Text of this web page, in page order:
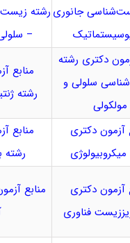
جانوری رشته
–
دکتری رشته
سلولی و
مولکولی
منابع
رشته
آزمون دکتری
منابع
رشته
آزمون دکتری
فناوری
منابع